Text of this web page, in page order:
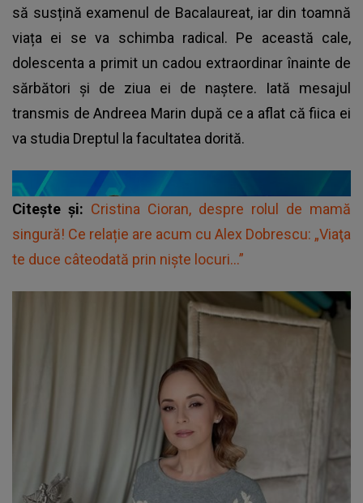
să susțină examenul de Bacalaureat, iar din toamnă
viața ei se va schimba radical. Pe această cale,
dolescenta a primit un cadou extraordinar înainte de
sărbători și de ziua ei de naștere. Iată mesajul
transmis de Andreea Marin după ce a aflat că fiica ei
va studia Dreptul la facultatea dorită.
Citește și: Cristina Cioran, despre rolul de mamă
singură! Ce relație are acum cu Alex Dobrescu: „Viaţa
te duce câteodată prin nişte locuri…”